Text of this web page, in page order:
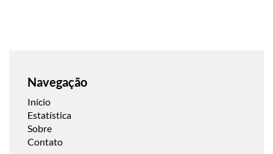
Navegação
Início
Estatística
Sobre
Contato